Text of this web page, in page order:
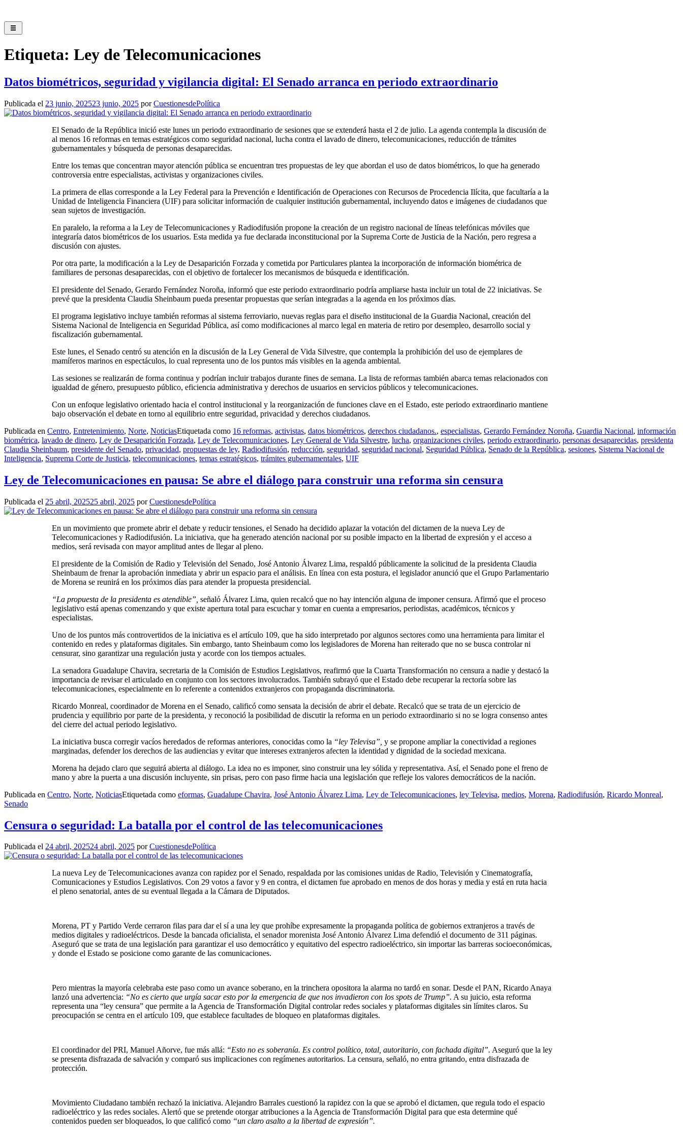
Etiqueta: Ley de Telecomunicaciones
Datos biométricos, seguridad y vigilancia digital: El Senado arranca en periodo extraordinario
Publicada el 23 junio, 202523 junio, 2025 porCuestionesdePolítica
El Senado de la República inició este lunes un periodo extraordinario de sesiones que se extenderá hasta el 2 de julio. La agenda contempla la discusión de
al menos 16 reformas en temas estratégicos como seguridad nacional, lucha contra el lavado de dinero, telecomunicaciones, reducción de trámites
gubernamentales y búsqueda de personas desaparecidas.
Entre los temas que concentran mayor atención pública se encuentran tres propuestas de ley que abordan el uso de datos biométricos, lo que ha generado
controversia entre especialistas, activistas y organizaciones civiles.
La primera de ellas corresponde a la Ley Federal para la Prevención e Identificación de Operaciones con Recursos de Procedencia Ilícita, que facultaría a la
Unidad de Inteligencia Financiera (UIF) para solicitar información de cualquier institución gubernamental, incluyendo datos e imágenes de ciudadanos que
sean sujetos de investigación.
En paralelo, la reforma a la Ley de Telecomunicaciones y Radiodifusión propone la creación de un registro nacional de líneas telefónicas móviles que
integraría datos biométricos de los usuarios. Esta medida ya fue declarada inconstitucional por la Suprema Corte de Justicia de la Nación, pero regresa a
discusión con ajustes.
Por otra parte, la modificación a la Ley de Desaparición Forzada y cometida por Particulares plantea la incorporación de información biométrica de
familiares de personas desaparecidas, con el objetivo de fortalecer los mecanismos de búsqueda e identificación.
El presidente del Senado, Gerardo Fernández Noroña, informó que este periodo extraordinario podría ampliarse hasta incluir un total de 22 iniciativas. Se
prevé que la presidenta Claudia Sheinbaum pueda presentar propuestas que serían integradas a la agenda en los próximos días.
El programa legislativo incluye también reformas al sistema ferroviario, nuevas reglas para el diseño institucional de la Guardia Nacional, creación del
Sistema Nacional de Inteligencia en Seguridad Pública, así como modificaciones al marco legal en materia de retiro por desempleo, desarrollo social y
fiscalización gubernamental.
Este lunes, el Senado centró su atención en la discusión de la Ley General de Vida Silvestre, que contempla la prohibición del uso de ejemplares de
mamíferos marinos en espectáculos, lo cual representa uno de los puntos más visibles en la agenda ambiental.
Las sesiones se realizarán de forma continua y podrían incluir trabajos durante fines de semana. La lista de reformas también abarca temas relacionados con
igualdad de género, presupuesto público, eficiencia administrativa y derechos de usuarios en servicios públicos y telecomunicaciones.
Con un enfoque legislativo orientado hacia el control institucional y la reorganización de funciones clave en el Estado, este periodo extraordinario mantiene
bajo observación el debate en torno al equilibrio entre seguridad, privacidad y derechos ciudadanos.
Publicada en Centro, Entretenimiento, Norte, NoticiasEtiquetada como 16 reformas, activistas, datos biométricos, derechos ciudadanos., especialistas, Gerardo Fernández Noroña, Guardia Nacional, información
biométrica, lavado de dinero, Ley de Desaparición Forzada, Ley de Telecomunicaciones, Ley General de Vida Silvestre, lucha, organizaciones civiles, periodo extraordinario, personas desaparecidas, presidenta
Claudia Sheinbaum, presidente del Senado, privacidad, propuestas de ley, Radiodifusión, reducción, seguridad, seguridad nacional, Seguridad Pública, Senado de la República, sesiones, Sistema Nacional de
Inteligencia, Suprema Corte de Justicia, telecomunicaciones, temas estratégicos, trámites gubernamentales, UIF
Ley de Telecomunicaciones en pausa: Se abre el diálogo para construir una reforma sin censura
Publicada el 25 abril, 202525 abril, 2025 porCuestionesdePolítica
En un movimiento que promete abrir el debate y reducir tensiones, el Senado ha decidido aplazar la votación del dictamen de la nueva Ley de
Telecomunicaciones y Radiodifusión. La iniciativa, que ha generado atención nacional por su posible impacto en la libertad de expresión y el acceso a
medios, será revisada con mayor amplitud antes de llegar al pleno.
El presidente de la Comisión de Radio y Televisión del Senado, José Antonio Álvarez Lima, respaldó públicamente la solicitud de la presidenta Claudia
Sheinbaum de frenar la aprobación inmediata y abrir un espacio para el análisis. En línea con esta postura, el legislador anunció que el Grupo Parlamentario
de Morena se reunirá en los próximos días para atender la propuesta presidencial.
“La propuesta de la presidenta es atendible”, señaló Álvarez Lima, quien recalcó que no hay intención alguna de imponer censura. Afirmó que el proceso
legislativo está apenas comenzando y que existe apertura total para escuchar y tomar en cuenta a empresarios, periodistas, académicos, técnicos y
especialistas.
Uno de los puntos más controvertidos de la iniciativa es el artículo 109, que ha sido interpretado por algunos sectores como una herramienta para limitar el
contenido en redes y plataformas digitales. Sin embargo, tanto Sheinbaum como los legisladores de Morena han reiterado que no se busca controlar ni
censurar, sino garantizar una regulación justa y acorde con los tiempos actuales.
La senadora Guadalupe Chavira, secretaria de la Comisión de Estudios Legislativos, reafirmó que la Cuarta Transformación no censura a nadie y destacó la
importancia de revisar el articulado en conjunto con los sectores involucrados. También subrayó que el Estado debe recuperar la rectoría sobre las
telecomunicaciones, especialmente en lo referente a contenidos extranjeros con propaganda discriminatoria.
Ricardo Monreal, coordinador de Morena en el Senado, calificó como sensata la decisión de abrir el debate. Recalcó que se trata de un ejercicio de
prudencia y equilibrio por parte de la presidenta, y reconoció la posibilidad de discutir la reforma en un periodo extraordinario si no se logra consenso antes
del cierre del actual periodo legislativo.
La iniciativa busca corregir vacíos heredados de reformas anteriores, conocidas como la “ley Televisa”, y se propone ampliar la conectividad a regiones
marginadas, defender los derechos de las audiencias y evitar que intereses extranjeros afecten la identidad y dignidad de la sociedad mexicana.
Morena ha dejado claro que seguirá abierta al diálogo. La idea no es imponer, sino construir una ley sólida y representativa. Así, el Senado pone el freno de
mano y abre la puerta a una discusión incluyente, sin prisas, pero con paso firme hacia una legislación que refleje los valores democráticos de la nación.
Publicada en Centro, Norte, NoticiasEtiquetada como eformas, Guadalupe Chavira, José Antonio Álvarez Lima, Ley de Telecomunicaciones, ley Televisa, medios, Morena, Radiodifusión, Ricardo Monreal,
Senado
Censura o seguridad: La batalla por el control de las telecomunicaciones
Publicada el 24 abril, 202524 abril, 2025 porCuestionesdePolítica
La nueva Ley de Telecomunicaciones avanza con rapidez por el Senado, respaldada por las comisiones unidas de Radio, Televisión y Cinematografía,
Comunicaciones y Estudios Legislativos. Con 29 votos a favor y 9 en contra, el dictamen fue aprobado en menos de dos horas y media y está en ruta hacia
el pleno senatorial, antes de su eventual llegada a la Cámara de Diputados.
Morena, PT y Partido Verde cerraron filas para dar el sí a una ley que prohíbe expresamente la propaganda política de gobiernos extranjeros a través de
medios digitales y radioeléctricos. Desde la bancada oficialista, el senador morenista José Antonio Álvarez Lima defendió el documento de 311 páginas.
Aseguró que se trata de una legislación para garantizar el uso democrático y equitativo del espectro radioeléctrico, sin importar las barreras socioeconómicas,
y donde el Estado se posicione como garante de las comunicaciones.
Pero mientras la mayoría celebraba este paso como un avance soberano, en la trinchera opositora la alarma no tardó en sonar. Desde el PAN, Ricardo Anaya
lanzó una advertencia: “No es cierto que urgía sacar esto por la emergencia de que nos invadieron con los spots de Trump”. A su juicio, esta reforma
representa una “ley censura” que permite a la Agencia de Transformación Digital controlar redes sociales y plataformas digitales sin límites claros. Su
preocupación se centra en el artículo 109, que establece facultades de bloqueo en plataformas digitales.
El coordinador del PRI, Manuel Añorve, fue más allá: “Esto no es soberanía. Es control político, total, autoritario, con fachada digital”. Aseguró que la ley
se presenta disfrazada de salvación y comparó sus implicaciones con regímenes autoritarios. La censura, señaló, no entra gritando, entra disfrazada de
protección.
Movimiento Ciudadano también rechazó la iniciativa. Alejandro Barrales cuestionó la rapidez con la que se aprobó el dictamen, que regula todo el espacio
radioeléctrico y las redes sociales. Alertó que se pretende otorgar atribuciones a la Agencia de Transformación Digital para que esta determine qué
contenidos pueden ser bloqueados, lo que calificó como “un claro asalto a la libertad de expresión”.